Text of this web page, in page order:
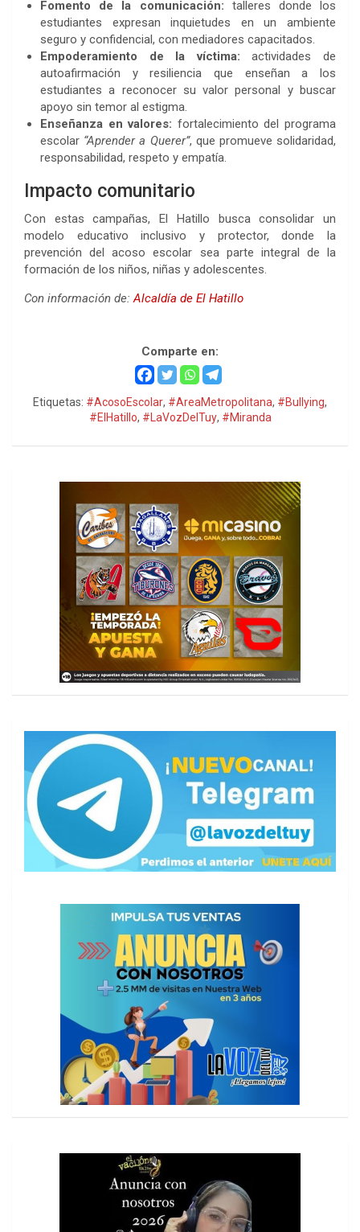
Fomento de la comunicación: talleres donde los
estudiantes expresan inquietudes en un ambiente
seguro y confidencial, con mediadores capacitados.
Empoderamiento de la víctima: actividades de
autoafirmación y resiliencia que enseñan a los
estudiantes a reconocer su valor personal y buscar
apoyo sin temor al estigma.
Enseñanza en valores: fortalecimiento del programa
escolar “Aprender a Querer”, que promueve solidaridad,
responsabilidad, respeto y empatía.
Impacto comunitario
Con estas campañas, El Hatillo busca consolidar un
modelo educativo inclusivo y protector, donde la
prevención del acoso escolar sea parte integral de la
formación de los niños, niñas y adolescentes.
Con información de:Alcaldía de El Hatillo
Comparte en:
Etiquetas: #AcosoEscolar, #AreaMetropolitana, #Bullying,
#ElHatillo, #LaVozDelTuy, #Miranda